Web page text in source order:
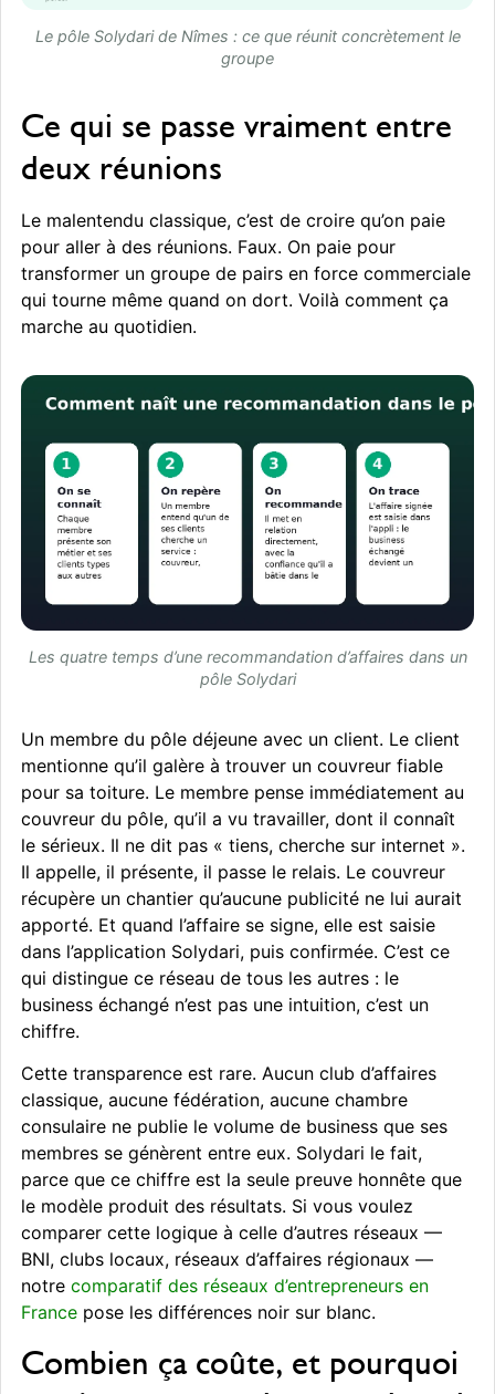
Le pôle Solydari de Nîmes : ce que réunit concrètement le
groupe
Ce qui se passe vraiment entre
deux réunions
Le malentendu classique, c’est de croire qu’on paie
pour aller à des réunions. Faux. On paie pour
transformer un groupe de pairs en force commerciale
qui tourne même quand on dort. Voilà comment ça
marche au quotidien.
Les quatre temps d’une recommandation d’affaires dans un
pôle Solydari
Un membre du pôle déjeune avec un client. Le client
mentionne qu’il galère à trouver un couvreur fiable
pour sa toiture. Le membre pense immédiatement au
couvreur du pôle, qu’il a vu travailler, dont il connaît
le sérieux. Il ne dit pas « tiens, cherche sur internet ».
Il appelle, il présente, il passe le relais. Le couvreur
récupère un chantier qu’aucune publicité ne lui aurait
apporté. Et quand l’affaire se signe, elle est saisie
dans l’application Solydari, puis confirmée. C’est ce
qui distingue ce réseau de tous les autres : le
business échangé n’est pas une intuition, c’est un
chiffre.
Cette transparence est rare. Aucun club d’affaires
classique, aucune fédération, aucune chambre
consulaire ne publie le volume de business que ses
membres se génèrent entre eux. Solydari le fait,
parce que ce chiffre est la seule preuve honnête que
le modèle produit des résultats. Si vous voulez
comparer cette logique à celle d’autres réseaux —
BNI, clubs locaux, réseaux d’affaires régionaux —
notre comparatif des réseaux d’entrepreneurs en
Francepose les différences noir sur blanc.
Combien ça coûte, et pourquoi